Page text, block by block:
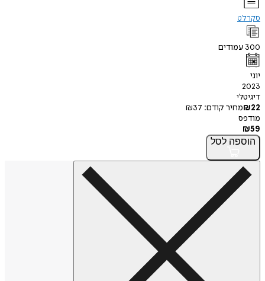
סקרלט
300 עמודים
יוני
2023
דיגיטלי
₪22 מחיר קודם: ₪37
מודפס
₪59
הוספה לסל